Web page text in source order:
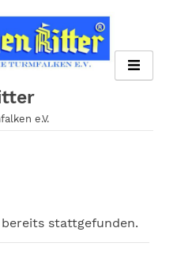
e.V.
stattgefunden.